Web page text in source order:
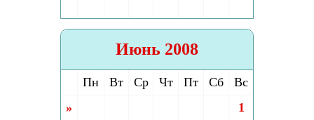
Июнь 2008
Пн Вт Ср Чт Пт Сб
Вс
»
1